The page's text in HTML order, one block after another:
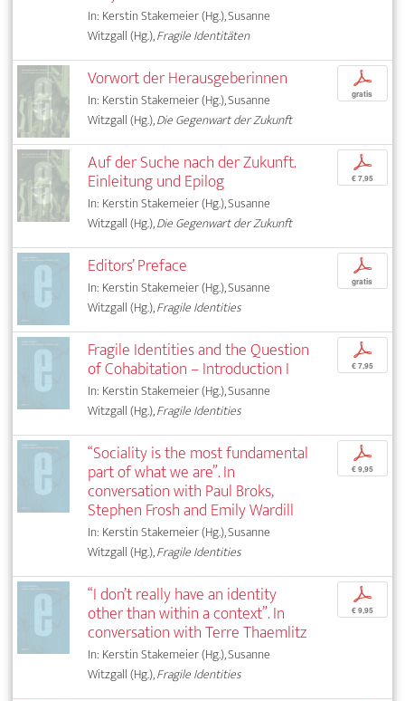
In: Kerstin Stakemeier (Hg.), Susanne
Witzgall (Hg.),Fragile Identitäten
Vorwort der Herausgeberinnen
In: Kerstin Stakemeier (Hg.), Susanne
Witzgall (Hg.),Die Gegenwart der Zukunft
p
gratis
Auf der Suche nach der Zukunft.
Einleitung und Epilog
In: Kerstin Stakemeier (Hg.), Susanne
Witzgall (Hg.),Die Gegenwart der Zukunft
p
€ 7,95
Editors’ Preface
In: Kerstin Stakemeier (Hg.), Susanne
Witzgall (Hg.),Fragile Identities
p
gratis
Fragile Identities and the Question
of Cohabitation – Introduction I
In: Kerstin Stakemeier (Hg.), Susanne
Witzgall (Hg.),Fragile Identities
p
€ 7,95
“Sociality is the most fundamental
part of what we are”. In
conversation with Paul Broks,
Stephen Frosh and Emily Wardill
In: Kerstin Stakemeier (Hg.), Susanne
Witzgall (Hg.),Fragile Identities
p
€ 9,95
“I don’t really have an identity
other than within a context”. In
conversation with Terre Thaemlitz
In: Kerstin Stakemeier (Hg.), Susanne
Witzgall (Hg.),Fragile Identities
p
€ 9,95